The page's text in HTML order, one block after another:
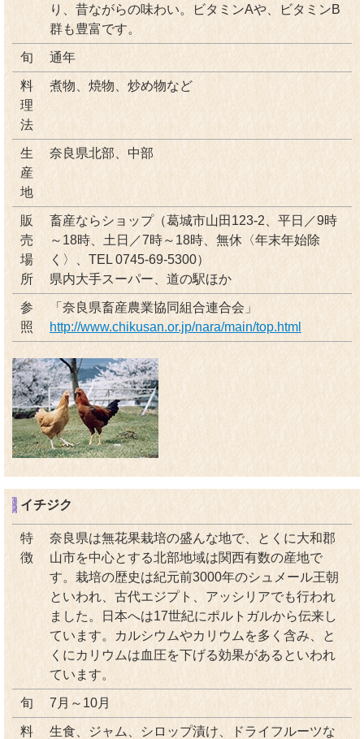
り、昔ながらの味わい。ビタミンAや、ビタミンB
群も豊富です。
旬 通年
料
理
法
煮物、焼物、炒め物など
生
産
地
奈良県北部、中部
販
売
場
所
畜産ならショップ（葛城市山田123-2、平日／9時
～18時、土日／7時～18時、無休〈年末年始除
く〉、TEL 0745-69-5300）
県内大手スーパー、道の駅ほか
参
照
「奈良県畜産農業協同組合連合会」
http://www.chikusan.or.jp/nara/main/top.html
イチジク
特
徴
奈良県は無花果栽培の盛んな地で、とくに大和郡
山市を中心とする北部地域は関西有数の産地で
す。栽培の歴史は紀元前3000年のシュメール王朝
といわれ、古代エジプト、アッシリアでも行われ
ました。日本へは17世紀にポルトガルから伝来し
ています。カルシウムやカリウムを多く含み、と
くにカリウムは血圧を下げる効果があるといわれ
ています。
旬 7月～10月
料
生食、ジャム、シロップ漬け、ドライフルーツな